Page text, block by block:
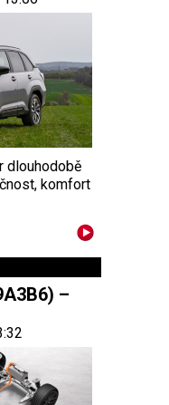
dlouhodobě
komfort
–